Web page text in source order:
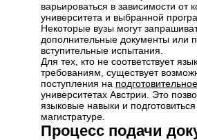
варьироваться в зависимости от
университета и выбранной
Некоторые вузы могут
дополнительные документы или
вступительные испытания.
Для тех, кто не соответствует
требованиям, существует
поступления на
университетах Австрии. Это
языковые навыки и
магистратуре.
Процесс подачи